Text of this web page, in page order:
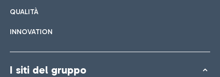
QUALITÀ
INNOVATION
I siti del gruppo